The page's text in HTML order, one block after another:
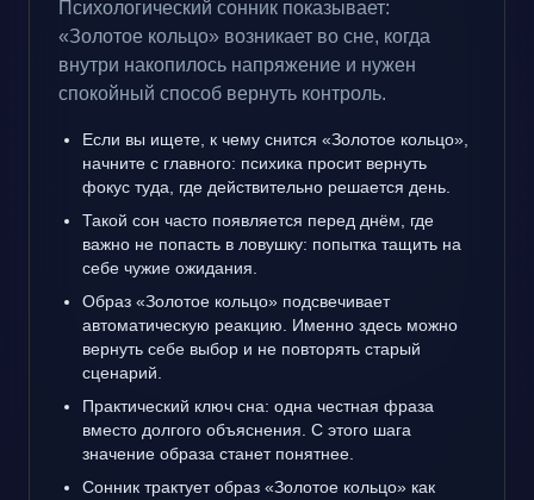
Психологический сонник показывает:
«Золотое кольцо» возникает во сне, когда
внутри накопилось напряжение и нужен
спокойный способ вернуть контроль.
Если вы ищете, к чему снится «Золотое кольцо»,
начните с главного: психика просит вернуть
фокус туда, где действительно решается день.
Такой сон часто появляется перед днём, где
важно не попасть в ловушку: попытка тащить на
себе чужие ожидания.
Образ «Золотое кольцо» подсвечивает
автоматическую реакцию. Именно здесь можно
вернуть себе выбор и не повторять старый
сценарий.
Практический ключ сна: одна честная фраза
вместо долгого объяснения. С этого шага
значение образа станет понятнее.
Сонник трактует образ «Золотое кольцо» как